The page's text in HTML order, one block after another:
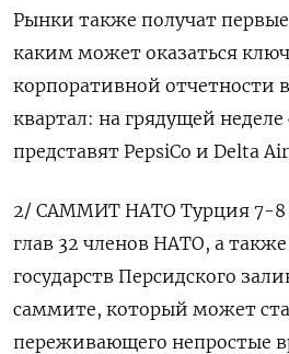
Рынки также получат
каким может оказаться
корпоративной отчетности
квартал: на грядущей
представят PepsiCo и ​Delta
2/ САММИТ НАТО Турция 7-8
глав 32 членов НАТО, а
государств Персидского
саммите, который может
переживающего непростые